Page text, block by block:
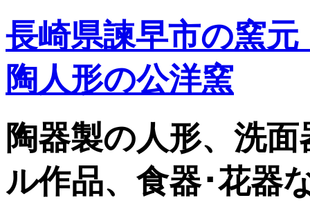
長崎県諫早市の窯
陶人形の公洋窯
陶器製の人形、洗
ル作品、食器･花器